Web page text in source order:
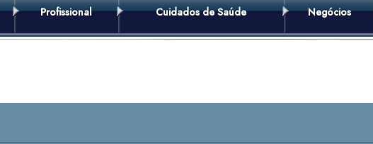
Profissional Cuidados de Saúde Negócios